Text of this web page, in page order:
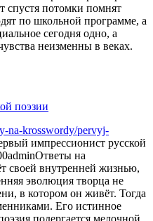
спустя потомки помнят
по школьной программе, а
сегодня одно, а
неизменны в веках.
na-krosswordy/pervyj-
импрессионист русской
adminОтветы на
своей внутренней жизнью,
эволюция творца не
в котором он живёт. Тогда
Его истинное
подергается мелочной